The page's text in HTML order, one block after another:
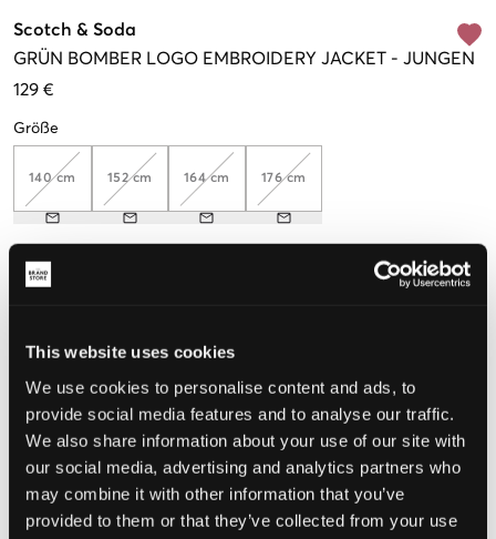
This website uses cookies
We use cookies to personalise content and ads, to
provide social media features and to analyse our traffic.
We also share information about your use of our site with
our social media, advertising and analytics partners who
may combine it with other information that you’ve
provided to them or that they’ve collected from your use
Scotch & Soda
GRÜN BOMBER LOGO EMBROIDERY JACKET - JUNGEN
129 €
Größe
140 cm 152 cm 164 cm 176 cm
Wahrgenommene Größe
WÄHLEN SIE EINE GRÖSSE
Schnelle lieferung
Gratis versand über €69